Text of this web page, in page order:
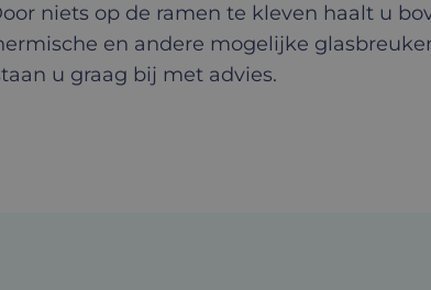
niets op de ramen te kleven haalt u
en andere mogelijke
u graag bij met advies.